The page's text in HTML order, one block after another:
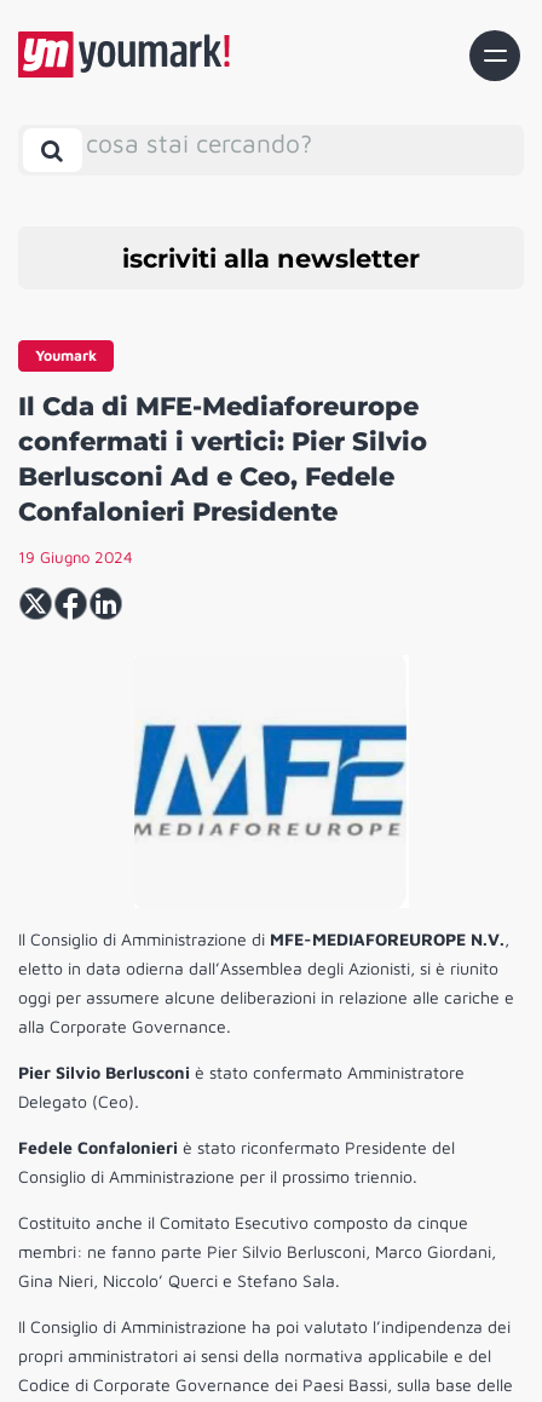
cosa stai cercando?
iscriviti alla newsletter
Youmark
Il Cda di MFE-Mediaforeurope
confermati i vertici: Pier Silvio
Berlusconi Ad e Ceo, Fedele
Confalonieri Presidente
19 Giugno 2024
Il Consiglio di Amministrazione di MFE-MEDIAFOREUROPE N.V.,
eletto in data odierna dall’Assemblea degli Azionisti, si è riunito
oggi per assumere alcune deliberazioni in relazione alle cariche e
alla Corporate Governance.
Pier Silvio Berlusconi è stato confermato Amministratore
Delegato (Ceo).
Fedele Confalonieri è stato riconfermato Presidente del
Consiglio di Amministrazione per il prossimo triennio.
Costituito anche il Comitato Esecutivo composto da cinque
membri: ne fanno parte Pier Silvio Berlusconi, Marco Giordani,
Gina Nieri, Niccolo’ Querci e Stefano Sala.
Il Consiglio di Amministrazione ha poi valutato l’indipendenza dei
propri amministratori ai sensi della normativa applicabile e del
Codice di Corporate Governance dei Paesi Bassi, sulla base delle